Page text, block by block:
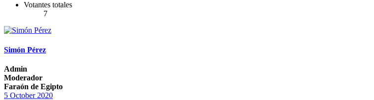
Votantes totales
7
Simón Pérez
Admin
Moderador
Faraón de Egipto
5 October 2020